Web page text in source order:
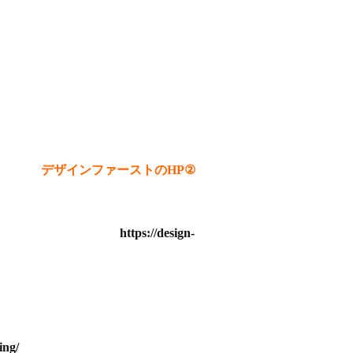
デザインファーストのHP②
https://design-